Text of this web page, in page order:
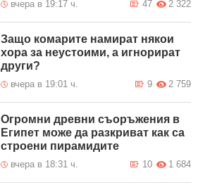
вчера в 19:17 ч. 2 322
47
Защо комарите намират някои
хора за неустоими, а игнорират
други?
вчера в 19:01 ч. 2 759
9
Огромни древни съоръжения в
Египет може да разкриват как са
строени пирамидите
вчера в 18:31 ч. 1 684
10